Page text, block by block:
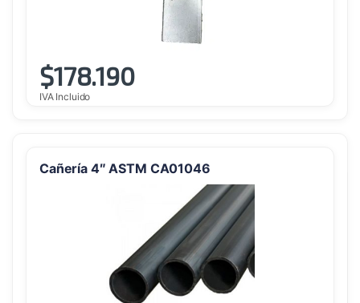
$178.190
IVA Incluido
Cañería 4″ ASTM CA01046